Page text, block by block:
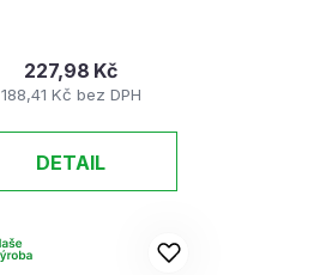
188,41 Kč bez DPH
227,98 Kč
DETAIL